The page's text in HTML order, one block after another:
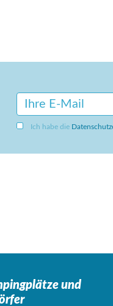
Ich habe die
und